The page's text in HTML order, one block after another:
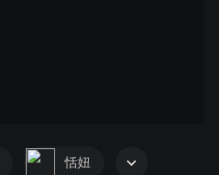
恬妞